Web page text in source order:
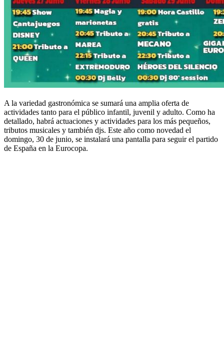
A la variedad gastronómica se sumará una amplia oferta de
actividades tanto para el público infantil, juvenil y adulto. Como ha
detallado, habrá actuaciones y actividades para los más pequeños,
tributos musicales y también djs. Este año como novedad el
domingo, 30 de junio, se instalará una pantalla para seguir el partido
de España en la Eurocopa.